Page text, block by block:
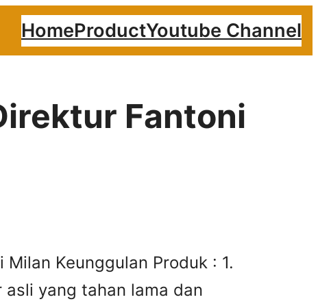
HomeProductYoutube Channel
Fantoni
Keunggulan Produk : 1.
yang tahan lama dan